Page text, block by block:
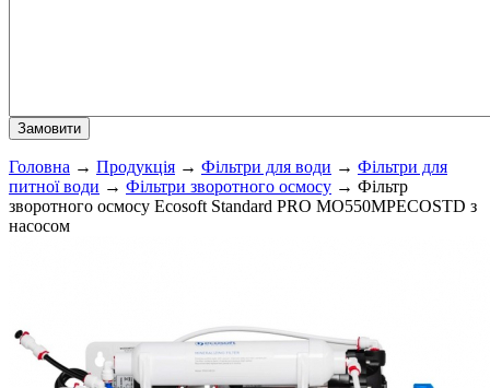
Головна → Продукція → Фільтри для води → Фільтри для
питної води → Фільтри зворотного осмосу → Фільтр
зворотного осмосу Ecosoft Standard PRO MO550MPECOSTD з
насосом